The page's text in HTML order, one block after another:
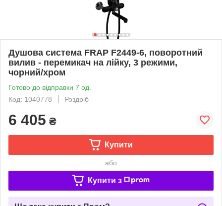
Душова система FRAP F2449-6, поворотний
вилив - перемикач на лійку, 3 режими,
чорний/хром
Готово до відправки 7 од.
Код: 1040778
Роздріб
6 405 ₴
Купити
або
Купити з